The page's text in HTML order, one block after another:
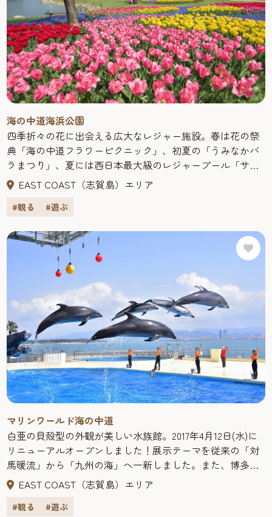
海の中道海浜公園
四季折々の花に出会える広大なレジャー施設。春は花の祭
典「海の中道フラワーピクニック」、初夏の「うみなかバ
ラまつり」、夏には西日本最大級のレジャープール「サン
シャインプール」、秋は「うみなか＊はなまつり」、冬に
は1万本のキャンドルで彩る「うみなかクリスマス・キャン
ドルナイト」で楽しませてくれる。また、手ぶらで行ける
九州の海をテーマに平成29年にリニューアルした水族館
「マリンワールド」、全室オーシャンビューのリゾートホ
テル「ザ・ルイガンズ.」など、都市型一大リゾートエリア
だ。園内の「ワンダーワールド」では、巨大トランポリン
「くじらぐも“ふわんポリン”」やローラーすべり台などが
人気です。
サンシャインプール【オープン期間】７月中旬～８月末
（年により期間延長あり）西日本最大規模のレジャープー
ル。流水プールなど６つの個性的なプールで大人も子供も
大はしゃぎできる。泳ぎ疲れたら、木陰や屋根付き休憩所
で一休み。フードショップも充実している。【入場料】大
人(15才以上) ：1,900円 小人(6才以上15才未満)
：1,000円 幼児(3才～5才) ：300円
EAST COAST（志賀島）エリア
#観る #遊ぶ
マリンワールド海の中道
白亜の貝殻型の外観が美しい水族館。2017年4月12日(水)に
リニューアルオープンしました！展示テーマを従来の「対
馬暖流」から「九州の海」へ一新しました。また、博多湾
を背景としたショープールは観客席側にステーがを新設さ
れ、より迫力感のあるアシカやイルカショーが楽しめま
す。
EAST COAST（志賀島）エリア
#観る #遊ぶ